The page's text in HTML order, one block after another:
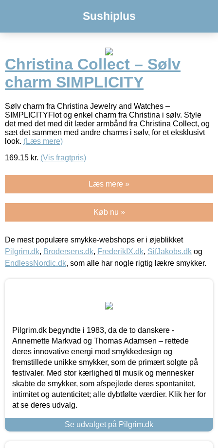
Sushiplus
Christina Collect – Sølv
charm SIMPLICITY
Sølv charm fra Christina Jewelry and Watches –
SIMPLICITYFlot og enkel charm fra Christina i sølv. Style
det med det med dit læder armbånd fra Christina Collect, og
sæt det sammen med andre charms i sølv, for et eksklusivt
look. (Læs mere)
169.15 kr. (Vis fragtpris)
Læs mere »
Køb nu »
De mest populære smykke-webshops er i øjeblikket
Pilgrim.dk, Brodersens.dk, FrederikIX.dk, SifJakobs.dk og
EndlessNordic.dk, som alle har nogle rigtig lækre smykker.
Pilgrim.dk begyndte i 1983, da de to danskere -
Annemette Markvad og Thomas Adamsen – rettede
deres innovative energi mod smykkedesign og
fremstillede unikke smykker, som de primært solgte på
festivaler. Med stor kærlighed til musik og mennesker
skabte de smykker, som afspejlede deres spontanitet,
intimitet og autenticitet; alle dybtfølte værdier. Klik her for
at se deres udvalg.
Se udvalget på Pilgrim.dk